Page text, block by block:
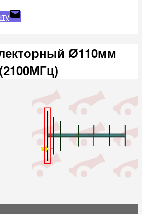
Ø110мм
(2100МГц)